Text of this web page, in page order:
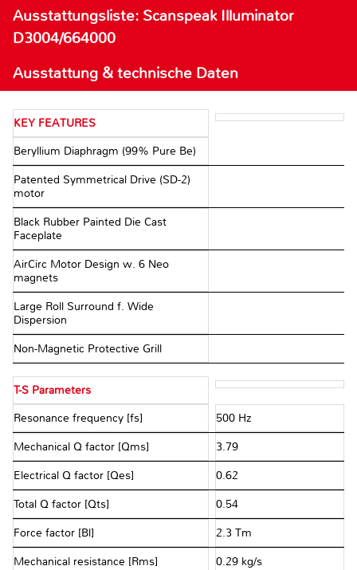
Ausstattungsliste: Scanspeak Illuminator
D3004/664000
Ausstattung & technische Daten
KEY FEATURES
Beryllium Diaphragm (99% Pure Be)
Patented Symmetrical Drive (SD-2)
motor
Black Rubber Painted Die Cast
Faceplate
AirCirc Motor Design w. 6 Neo
magnets
Large Roll Surround f. Wide
Dispersion
Non-Magnetic Protective Grill
T-S Parameters
Resonance frequency [fs] 500 Hz
Mechanical Q factor [Qms] 3.79
Electrical Q factor [Qes] 0.62
Total Q factor [Qts] 0.54
Force factor [Bl] 2.3 Tm
Mechanical resistance [Rms] 0.29 kg/s